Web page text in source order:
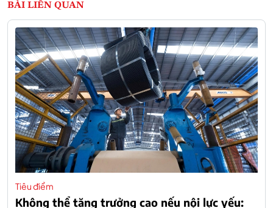
BÀI LIÊN QUAN
Tiêu điểm
Không thể tăng trưởng cao nếu nội lực yếu: